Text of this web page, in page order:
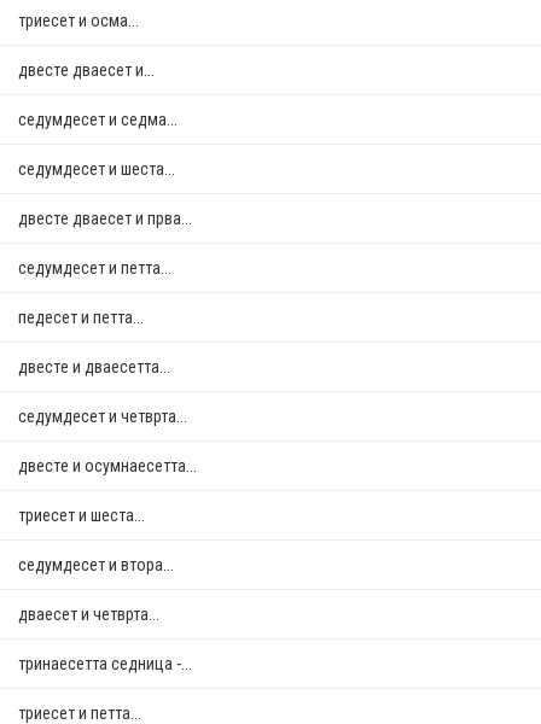
триесет и осма...
двестe дваесет и...
седумдесет и седма...
седумдесет и шеста...
двестe дваесет и прва...
седумдесет и петта...
педесет и петта...
двестe и дваесетта...
седумдесет и четврта...
двестe и осумнaесетта...
триесет и шеста...
седумдесет и втора...
дваесет и четврта...
тринаесетта седница -...
триесет и петта...